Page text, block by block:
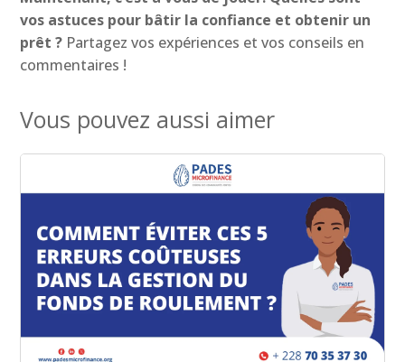
vos astuces pour bâtir la confiance et obtenir un
prêt ? Partagez vos expériences et vos conseils en
commentaires !
Vous pouvez aussi aimer